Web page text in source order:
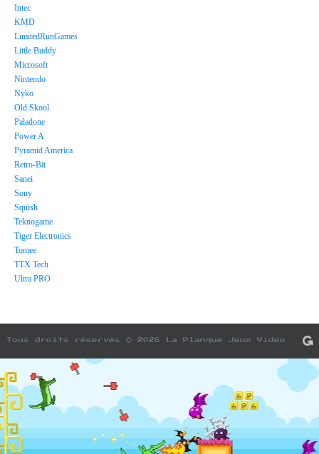
Intec
KMD
LimitedRunGames
Little Buddy
Microsoft
Nintendo
Nyko
Old Skool
Paladone
Power A
Pyramid America
Retro-Bit
Sanei
Sony
Squish
Teknogame
Tiger Electronics
Tomee
TTX Tech
Ultra PRO
Tous droits réservés © 2026 La Planque Jeux Vidéo